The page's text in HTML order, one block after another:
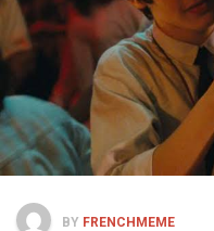
BY FRENCHMEME